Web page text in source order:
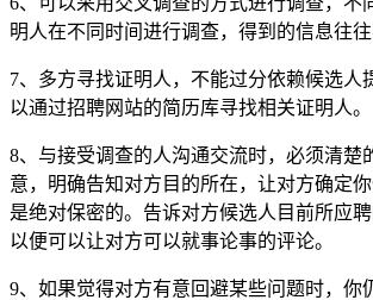
明人在不同时间进行调查，得到的信息往往
7、多方寻找证明人，不能过分依赖候选人
以通过招聘网站的简历库寻找相关证明人。
8、与接受调查的人沟通交流时，必须清楚
意，明确告知对方目的所在，让对方确定
是绝对保密的。告诉对方候选人目前所应聘
以便可以让对方可以就事论事的评论。
9、如果觉得对方有意回避某些问题时，你